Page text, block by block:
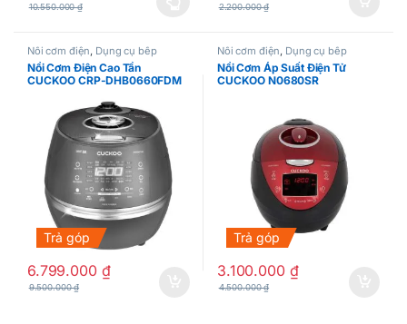
10.550.000₫
Sản phẩm này có nhiều biến thể. Các tùy chọn có thể được
2.200.000₫
Nồi cơm điện, Dụng cụ bếp
Nồi Cơm Điện Cao Tần
CUCKOO CRP-DHB0660FDM
Trả góp
6.799.000 ₫
9.500.000₫
Nồi cơm điện, Dụng cụ bếp
Nồi Cơm Áp Suất Điện Tử
CUCKOO N0680SR
Trả góp
3.100.000 ₫
4.500.000₫